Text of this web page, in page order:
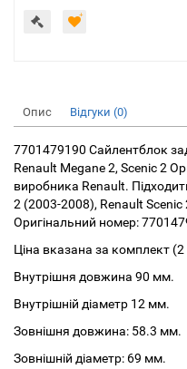
Опис Відгуки (0)
7701479190 Сайлентблок
Renault Megane 2, Scenic 2
виробника Renault.
2 (2003-2008), Renault
Оригінальний номер:
Ціна вказана за комплект
Внутрішня довжина 90 мм.
Внутрішній діаметр 12 мм.
Зовнішня довжина: 58.3 мм.
Зовнішній діаметр: 69 мм.